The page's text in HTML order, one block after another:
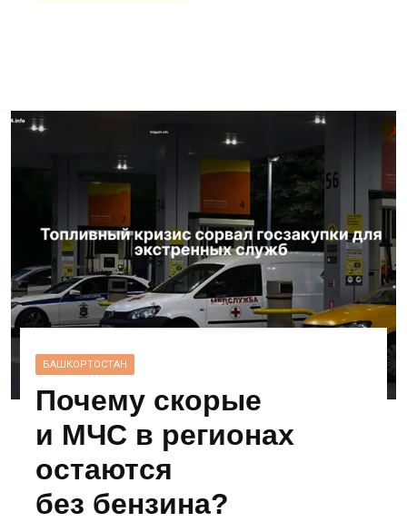
БАШКОРТОСТАН
Почему скорые
и МЧС в регионах
остаются
без бензина?